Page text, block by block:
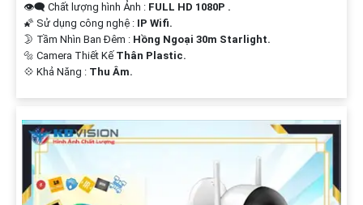
👁️‍🗨 Chất lượng hình Ảnh : FULL HD 1080P .
🌠 Sử dụng công nghệ : IP Wifi.
🌛 Tầm Nhìn Ban Đêm : Hồng Ngoại 30m Starlight.
🔩 Camera Thiết Kế Thân Plastic.
️💠 Khả Năng : Thu Âm.